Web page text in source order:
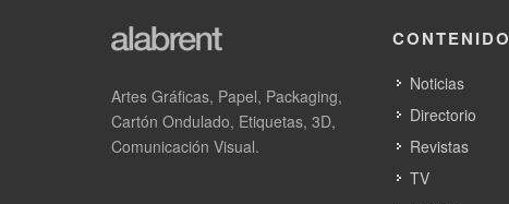
Artes Gráficas, Papel, Packaging,
Cartón Ondulado, Etiquetas, 3D,
Comunicación Visual.
CONTENIDO
Noticias
Directorio
Revistas
TV